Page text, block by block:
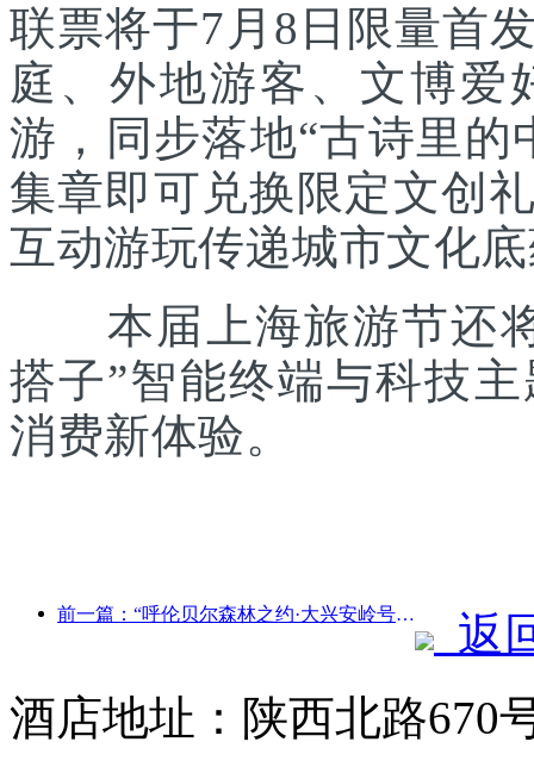
联票将于7月8日限量首
庭、外地游客、文博爱
游，同步落地“古诗里
集章即可兑换限定文创
互动游玩传递城市文化
本届上海旅游节还将
搭子”智能终端与科技
消费新体验。
前一篇：“呼伦贝尔森林之约·大兴安岭号--星光列车·天翼之旅”旅游专列首发
返
酒店地址：陕西北路670